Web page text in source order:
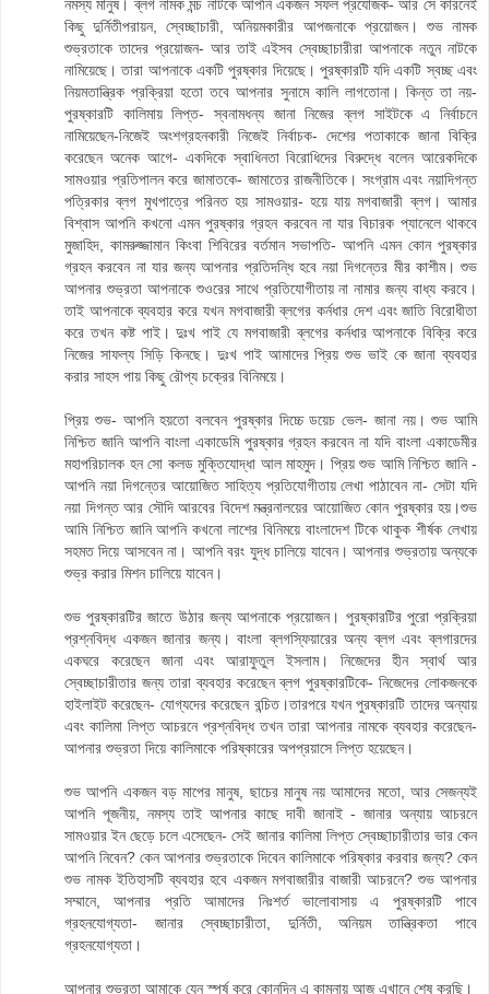
নমস্য মানুষ। ব্লগ নামক মন্চ নাটকে আপনি একজন সফল প্রযোজক- আর সে কারনেই
কিছু দুর্নিতীপরায়ন, স্বেচ্ছাচারী, অনিয়মকারীর আপজনাকে প্রয়োজন। শুভ নামক
শুভ্রতাকে তাদের প্রয়োজন- আর তাই এইসব স্বেচ্ছাচারীরা আপনাকে নতুন নাটকে
নামিয়েছে। তারা আপনাকে একটি পুরষ্কার দিয়েছে। পুরষ্কারটি যদি একটি স্বচ্ছ এবং
নিয়মতান্ত্রিক প্রক্রিয়া হতো তবে আপনার সুনামে কালি লাগতোনা। কিন্ত তা নয়-
পুরষ্কারটি কালিমায় লিপ্ত- স্বনামধন্য জানা নিজের ব্লগ সাইটকে এ নির্বাচনে
নামিয়েছেন-নিজেই অংশগ্রহনকারী নিজেই নির্বাচক- দেশের পতাকাকে জানা বিক্রি
করেছেন অনেক আগে- একদিকে স্বাধিনতা বিরোধিদের বিরুদ্ধে বলেন আরেকদিকে
সামওয়ার প্রতিপালন করে জামাতকে- জামাতের রাজনীতিকে। সংগ্রাম এবং নয়াদিগন্ত
পত্রিকার ব্লগ মুখপাত্রে পরিনত হয় সামওয়ার- হয়ে যায় মগবাজারী ব্লগ। আমার
বিশ্বাস আপনি কখনো এমন পুরষ্কার গ্রহন করবেন না যার বিচারক প্যানেলে থাকবে
মুজাহিদ, কামরুজ্জামান কিংবা শিবিরের বর্তমান সভাপতি- আপনি এমন কোন পুরষ্কার
গ্রহন করবেন না যার জন্য আপনার প্রতিদন্ধি হবে নয়া দিগন্তের মীর কাশীম। শুভ
আপনার শুভ্রতা আপনাকে শুওরের সাথে প্রতিযোগীতায় না নামার জন্য বাধ্য করবে।
তাই আপনাকে ব্যবহার করে যখন মগবাজারী ব্লগের কর্নধার দেশ এবং জাতি বিরোধীতা
করে তখন কষ্ট পাই। দুঃখ পাই যে মগবাজারী ব্লগের কর্নধার আপনাকে বিক্রি করে
নিজের সাফল্য সিড়ি কিনছে। দুঃখ পাই আমাদের প্রিয় শুভ ভাই কে জানা ব্যবহার
করার সাহস পায় কিছু রৌপ্য চক্রের বিনিময়ে।
প্রিয় শুভ- আপনি হয়তো বলবেন পুরষ্কার দিচ্চে ডয়েচ ভেল- জানা নয়। শুভ আমি
নিশ্চিত জানি আপনি বাংলা একাডেমি পুরষ্কার গ্রহন করবেন না যদি বাংলা একাডেমীর
মহাপরিচালক হন সো কলড মুক্তিযোদ্ধা আল মাহমুদ। প্রিয় শুভ আমি নিশ্চিত জানি -
আপনি নয়া দিগন্তের আয়োজিত সাহিত্য প্রতিযোগীতায় লেখা পাঠাবেন না- সেটা যদি
নয়া দিগন্ত আর সৌদি আরবের বিদেশ মন্ত্রনালয়ের আয়োজিত কোন পুরষ্কার হয়।শুভ
আমি নিশ্চিত জানি আপনি কখনো লাশের বিনিময়ে বাংলাদেশ টিকে থাকুক শীর্ষক লেখায়
সহমত দিয়ে আসবেন না। আপনি বরং যুদ্ধ চালিয়ে যাবেন। আপনার শুভ্রতায় অন্যকে
শুভ্র করার মিশন চালিয়ে যাবেন।
শুভ পুরষ্কারটির জাতে উঠার জন্য আপনাকে প্রয়োজন। পুরষ্কারটির পুরো প্রক্রিয়া
প্রশ্নবিদ্ধ একজন জানার জন্য। বাংলা ব্লগস্ফিয়ারের অন্য ব্লগ এবং ব্লগারদের
একঘরে করেছেন জানা এবং আরাফুতুল ইসলাম। নিজেদের হীন স্বার্থ আর
স্বেচ্ছাচারীতার জন্য তারা ব্যবহার করেছেন ব্লগ পুরষ্কারটিকে- নিজেদের লোকজনকে
হাইলাইট করেছেন- যোগ্যদের করেছেন বন্চিত।তারপরে যখন পুরষ্কারটি তাদের অন্যায়
এবং কালিমা লিপ্ত আচরনে প্রশ্নবিদ্ধ তখন তারা আপনার নামকে ব্যবহার করেছেন-
আপনার শুভ্রতা দিয়ে কালিমাকে পরিষ্কারের অপপ্রয়াসে লিপ্ত হয়েছেন।
শুভ আপনি একজন বড় মাপের মানুষ, ছাচের মানুষ নয় আমাদের মতো, আর সেজন্যই
আপনি পূজনীয়, নমস্য তাই আপনার কাছে দাবী জানাই - জানার অন্যায় আচরনে
সামওয়ার ইন ছেড়ে চলে এসেছেন- সেই জানার কালিমা লিপ্ত স্বেচ্ছাচারীতার ভার কেন
আপনি নিবেন? কেন আপনার শুভ্রতাকে দিবেন কালিমাকে পরিষ্কার করবার জন্য? কেন
শুভ নামক ইতিহাসটি ব্যবহার হবে একজন মগবাজারীর বাজারী আচরনে? শুভ আপনার
সম্মানে, আপনার প্রতি আমাদের নিঃশর্ত ভালোবাসায় এ পুরষ্কারটি পাবে
গ্রহনযোগ্যতা- জানার স্বেচ্ছাচারীতা, দুর্নিতী, অনিয়ম তান্ত্রিকতা পাবে
গ্রহনযোগ্যতা।
আপনার শুভ্রতা আমাকে যেন স্পর্ষ করে কোনদিন এ কামনায় আজ এখানে শেষ করছি।